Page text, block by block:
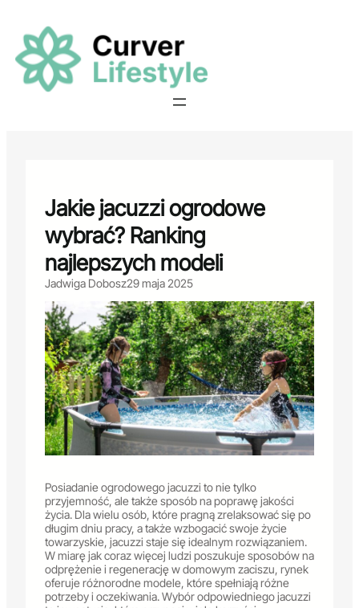
treści
Jakie jacuzzi ogrodowe
wybrać? Ranking
najlepszych modeli
Jadwiga Dobosz29 maja 2025
Posiadanie ogrodowego jacuzzi to nie tylko
przyjemność, ale także sposób na poprawę jakości
życia. Dla wielu osób, które pragną zrelaksować się po
długim dniu pracy, a także wzbogacić swoje życie
towarzyskie, jacuzzi staje się idealnym rozwiązaniem.
W miarę jak coraz więcej ludzi poszukuje sposobów na
odprężenie i regenerację w domowym zaciszu, rynek
oferuje różnorodne modele, które spełniają różne
potrzeby i oczekiwania. Wybór odpowiedniego jacuzzi